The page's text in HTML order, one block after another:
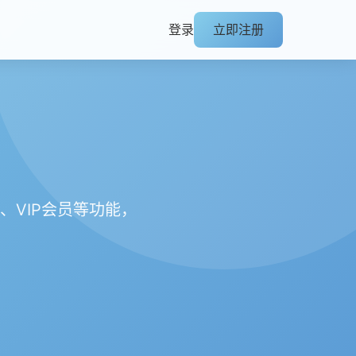
登录 立即注册
VIP会员等功能，